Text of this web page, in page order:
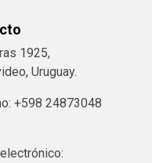
1925,
Uruguay.
+598 24873048